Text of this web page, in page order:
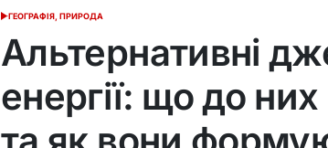
ОПУБЛІКУВАТИ
ГЕОГРАФІЯ, ПРИРОДА
Альтернативні
енергії: що до них